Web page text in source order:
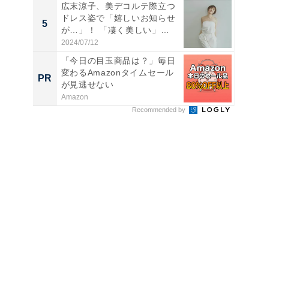
5
広末涼子、美デコルテ際立つ
ドレス姿で「嬉しいお知らせ
が…」！ 「凄く美しい」
「透...
2024/07/12
PR
「今日の目玉商品は？」毎日
変わるAmazonタイムセール
が見逃せない
Amazon
Recommended by